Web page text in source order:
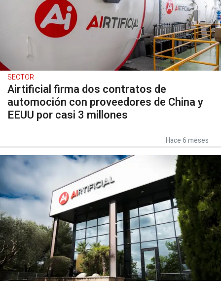
SECTOR
Airtificial firma dos contratos de
automoción con proveedores de China y
EEUU por casi 3 millones
Hace 6 meses